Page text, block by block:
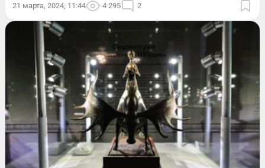
21 марта, 2024, 11:44 4 295 2